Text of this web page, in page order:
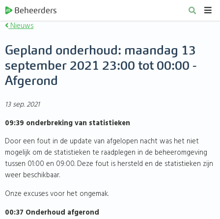
Beheerders
Nieuws
Gepland onderhoud: maandag 13
september 2021 23:00 tot 00:00 -
Afgerond
13 sep. 2021
09:39 onderbreking van statistieken
Door een fout in de update van afgelopen nacht was het niet
mogelijk om de statistieken te raadplegen in de beheeromgeving
tussen 01:00 en 09:00. Deze fout is hersteld en de statistieken zijn
weer beschikbaar.
Onze excuses voor het ongemak.
00:37 Onderhoud afgerond